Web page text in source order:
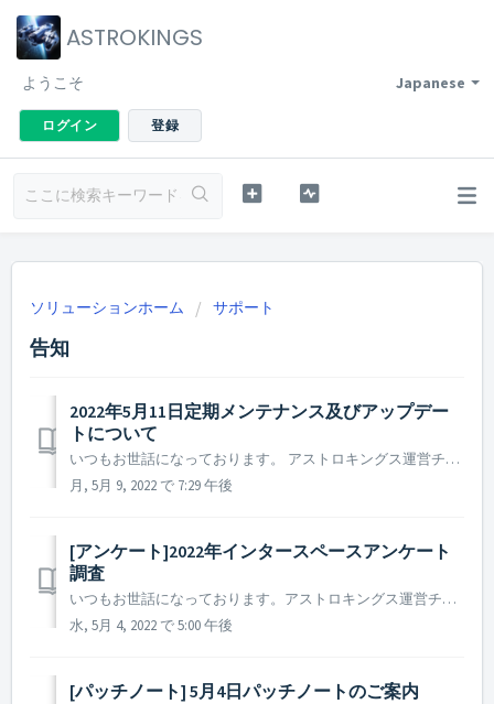
ASTROKINGS
Japanese
ようこそ
ログイン 登録
ソリューションホーム サポート
告知
2022年5月11日定期メンテナンス及びアップデー
トについて
いつもお世話になっております。 アストロキングス運営チームです。 2022年5月11日に実施予定の定期メンテナンス及びアップデート内容についてご案内いたします。 ※ 本告知は事前告知であり一部内容が変更となる場合がございます。その際は改めてご案内させていただく予定です。 ▶ 2022...
月, 5月 9, 2022 で 7:29 午後
[アンケート]2022年インタースペースアンケート
調査
いつもお世話になっております。アストロキングス運営チームです。 今後のよりよい企画のために、インタースペースについてのアンケートを実施させていただきます。 これまでも何度かインタースペース関連の改善を行ってまいりましたが、まだまだ至らぬ点が多々あるかと存じます。 今回のアンケートによりインタースペー...
水, 5月 4, 2022 で 5:00 午後
[パッチノート] 5月4日パッチノートのご案内